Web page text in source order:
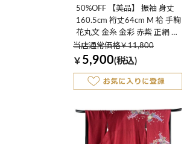
50%OFF 【美品】 振袖 身丈
160.5cm 裄丈64cm M 袷 手鞠
花丸文 金糸 金彩 赤紫 正絹 秀
品 K50
当店通常価格￥11,800
￥ 5,900(税込)